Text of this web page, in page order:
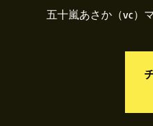
五十嵐あさか（vc）